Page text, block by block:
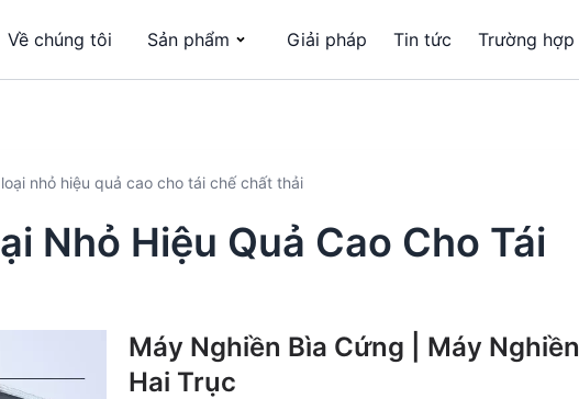
Về chúng tôi Sản phẩm Giải pháp Tin tức Trường hợp
nhỏ hiệu quả cao cho tái chế chất thải
Nhỏ Hiệu Quả Cao Cho Tái
Máy Nghiền Bìa Cứng | Máy Nghiền
Hai Trục